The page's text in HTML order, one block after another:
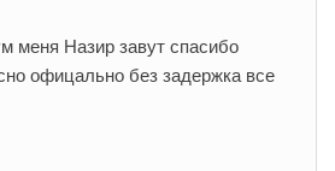
меня Назир завут спасибо
офицально без задержка все